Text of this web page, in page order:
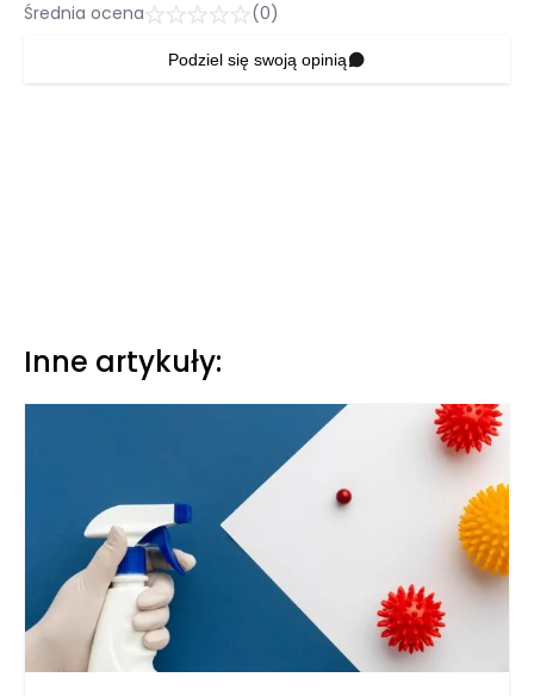
Średnia ocena (0)
Podziel się swoją opinią
Inne artykuły: